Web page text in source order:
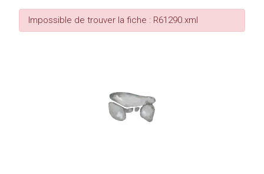
Impossible de trouver la fiche : R61290.xml